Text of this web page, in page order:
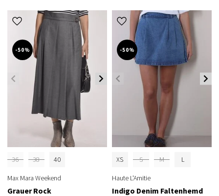
-50%
36 38 40
Max Mara Weekend
Grauer Rock
-50%
XS S M L
Haute L'Amitie
Indigo Denim Faltenhemd